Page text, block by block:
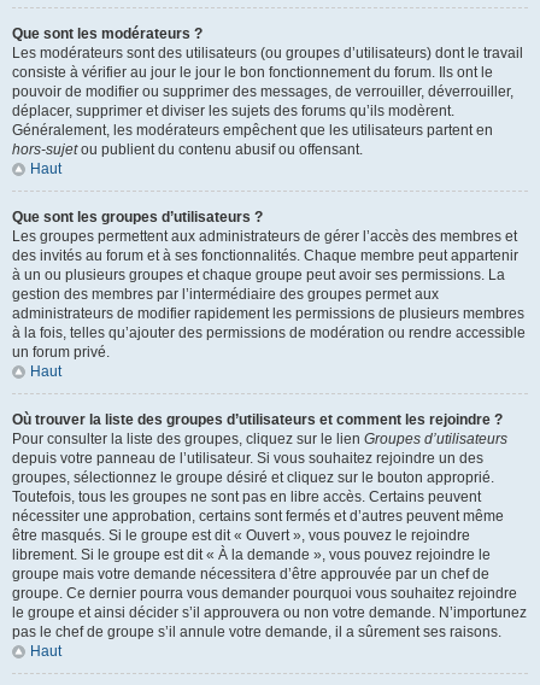
Que sont les modérateurs ?
Les modérateurs sont des utilisateurs (ou groupes d’utilisateurs) dont le travail
consiste à vérifier au jour le jour le bon fonctionnement du forum. Ils ont le
pouvoir de modifier ou supprimer des messages, de verrouiller, déverrouiller,
déplacer, supprimer et diviser les sujets des forums qu’ils modèrent.
Généralement, les modérateurs empêchent que les utilisateurs partent en
hors-sujetou publient du contenu abusif ou offensant.
Haut
Que sont les groupes d’utilisateurs ?
Les groupes permettent aux administrateurs de gérer l’accès des membres et
des invités au forum et à ses fonctionnalités. Chaque membre peut appartenir
à un ou plusieurs groupes et chaque groupe peut avoir ses permissions. La
gestion des membres par l’intermédiaire des groupes permet aux
administrateurs de modifier rapidement les permissions de plusieurs membres
à la fois, telles qu’ajouter des permissions de modération ou rendre accessible
un forum privé.
Haut
Où trouver la liste des groupes d’utilisateurs et comment les rejoindre ?
Pour consulter la liste des groupes, cliquez sur le lien Groupes d’utilisateurs
depuis votre panneau de l’utilisateur. Si vous souhaitez rejoindre un des
groupes, sélectionnez le groupe désiré et cliquez sur le bouton approprié.
Toutefois, tous les groupes ne sont pas en libre accès. Certains peuvent
nécessiter une approbation, certains sont fermés et d’autres peuvent même
être masqués. Si le groupe est dit « Ouvert », vous pouvez le rejoindre
librement. Si le groupe est dit « À la demande », vous pouvez rejoindre le
groupe mais votre demande nécessitera d’être approuvée par un chef de
groupe. Ce dernier pourra vous demander pourquoi vous souhaitez rejoindre
le groupe et ainsi décider s’il approuvera ou non votre demande. N’importunez
pas le chef de groupe s’il annule votre demande, il a sûrement ses raisons.
Haut